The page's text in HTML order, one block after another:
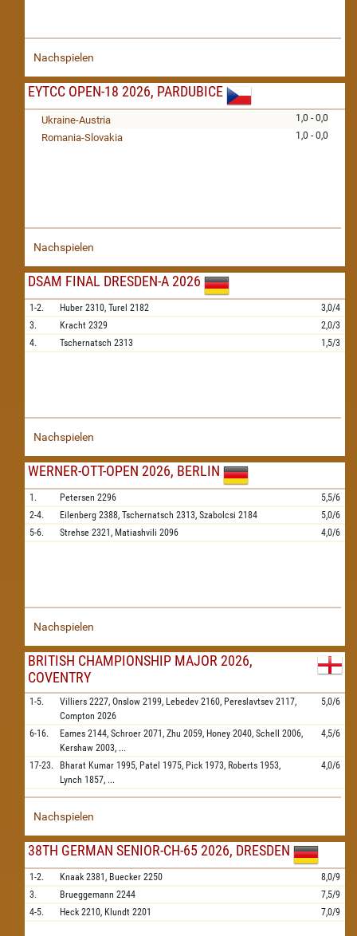
Nachspielen
EYTCC OPEN-18 2026, PARDUBICE
1,0 - 0,0
Ukraine-Austria
1,0 - 0,0
Romania-Slovakia
Nachspielen
DSAM FINAL DRESDEN-A 2026
1-2. Huber 2310, Turel 2182
3,0/4
3.
Kracht 2329
2,0/3
4.
Tschernatsch 2313 1,5/3
Nachspielen
WERNER-OTT-OPEN 2026, BERLIN
1. Petersen 2296
5,5/6
2-4.
Eilenberg 2388, Tschernatsch 2313, Szabolcsi 2184
5,0/6
5-6.
Strehse 2321, Matiashvili 2096 4,0/6
Nachspielen
BRITISH CHAMPIONSHIP MAJOR 2026,
COVENTRY
1-5. Villiers 2227, Onslow 2199, Lebedev 2160, Pereslavtsev 2117,
Compton 2026
5,0/6
6-16. Eames 2144, Schroer 2071, Zhu 2059, Honey 2040, Schell
2006,
Kershaw 2003, ...
4,5/6
17-23. Bharat Kumar 1995, Patel 1975, Pick 1973, Roberts 1953,
Lynch 1857, ...
4,0/6
Nachspielen
38TH GERMAN SENIOR-CH-65 2026, DRESDEN
1-2. Knaak 2381, Buecker 2250
8,0/9
3.
Brueggemann 2244
7,5/9
4-5.
Heck 2210, Klundt 2201 7,0/9